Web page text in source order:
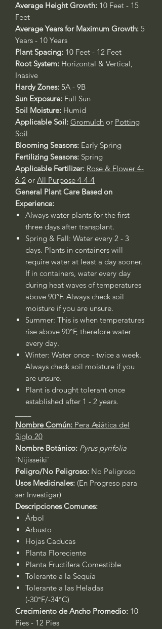
Average Height Growth: 10 Feet - 15
Feet
Average Years for Maximum Growth: 5
Years - 10 Years
Plant Spacing: 10 Feet - 12 Feet
Root System: Horizontal & Vertical,
Inasive
Hardy Zones: 5A - 9B
Sun Exposure: Full Sun
Soil Moisture: Humid
Applicable Soil: Gromulch or Potting
Soil
Blooming Seasons: Early Spring
Fertilizing Seasons: Spring
Applicable Fertilizer: Rose & Flower 4-
6-2 or All Purpose 4-4-4
General Plant Care Based on
Experience:
Always water plants for the first
three days after transplant.
Spring & Fall: Water every 2 - 3
days. Plants in containers will
require water at least a day sooner.
If in containers, water every day
during heat waves of temperatures
above 90°F. Always check soil
moisture if you are unsure.
Summer: This is when temperatures
rise above 90°F, therefore water
every day.
Winter: Water once - twice a week.
Always check soil moisture if you
are unsure.
Plant is drought tolerant once
established after 1 - 2 years.
Nombre Común: Pera Asiática del
Siglo 20
Nombre Botánico: Pyrus pyrifolia
'Nijisseiki'
Peligro/No Peligroso: No Peligroso
Usos Medicinales: (En Progreso para
ser Investigar)
Descripciones Comunes:
Árbol
Arbusto
Hojas Caducas
Planta Floreciente
Planta Fructífera Comestible
Tolerante a la Sequía
Tolerante a las Heladas
(-30°F/-34°C)
Crecimiento de Ancho Promedio: 10
Pies - 12 Pies